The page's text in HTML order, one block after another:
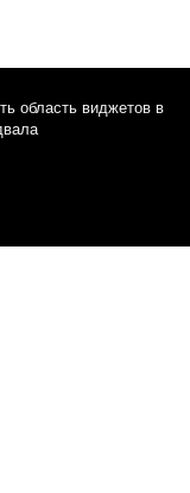
область виджетов в